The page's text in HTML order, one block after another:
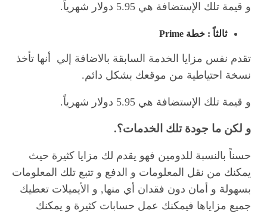
و قيمة تلك الإستضافة هي 5.95 دولار شهرياً.
ثالثاً : خطة Prime
تقدم نفس مزايا الخدمة السابقة بالاضافة إلي أنها تأخذ
نسخة احتياطية من موقعك بشكل دائم.
و قيمة تلك الإستضافة هي 5.95 دولار شهرياً.
و لكن ما جودة تلك الخدمات؟.
حسناً بالنسبة للدومين فهو يقدم لك مزايا كثيرة حيث
يمكنك من نقل المعلومات و الدفع و تتبع تلك المعلومات
بسهولة و أمان دون فقدان أي منها, و الأيميلات تعطيك
جميع مزاياها فيمكنك عمل حسابات كثيرة و يمكنك